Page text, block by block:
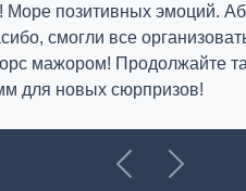
Море позитивных эмоций.
смогли все
мажором! Продолжайте
для новых сюрпризов!
PreviousДалее